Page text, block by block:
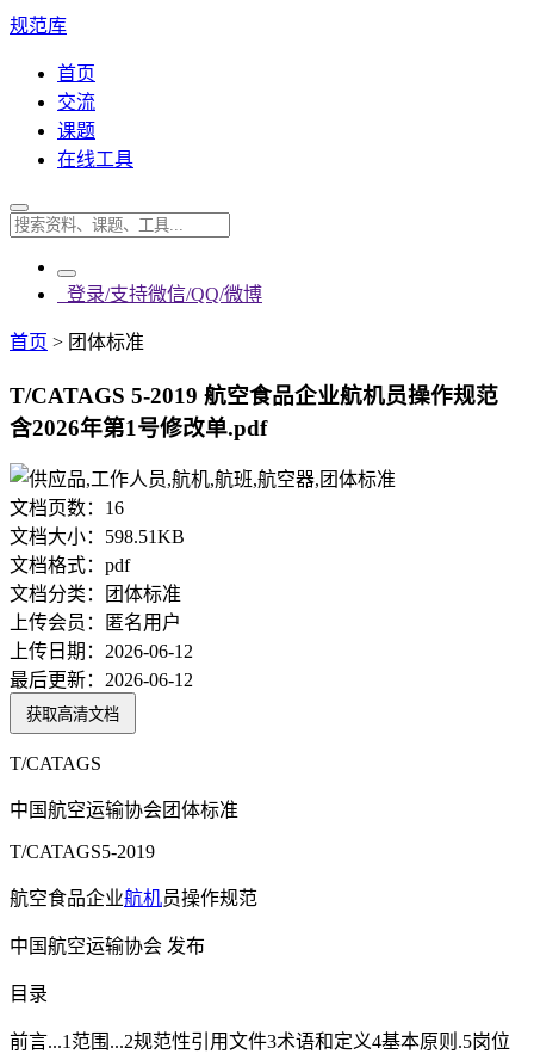
规范库
首页
交流
课题
在线工具
登录/支持微信/QQ/微博
首页 > 团体标准
T/CATAGS 5-2019 航空食品企业航机员操作规范
含2026年第1号修改单.pdf
文档页数： 16
文档大小： 598.51KB
文档格式： pdf
文档分类：
团体标准
上传会员：
匿名用户
上传日期： 2026-06-12
最后更新： 2026-06-12
获取高清文档
T/CATAGS
中国航空运输协会团体标准
T/CATAGS5-2019
航空食品企业航机员操作规范
中国航空运输协会 发布
目录
前言...1范围...2规范性引用文件3术语和定义4基本原则.5岗位